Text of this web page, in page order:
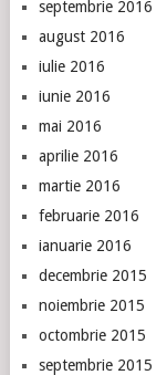
septembrie 2016
august 2016
iulie 2016
iunie 2016
mai 2016
aprilie 2016
martie 2016
februarie 2016
ianuarie 2016
decembrie 2015
noiembrie 2015
octombrie 2015
septembrie 2015